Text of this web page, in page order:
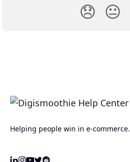
😞 😐
Helping people win in e-commerce.